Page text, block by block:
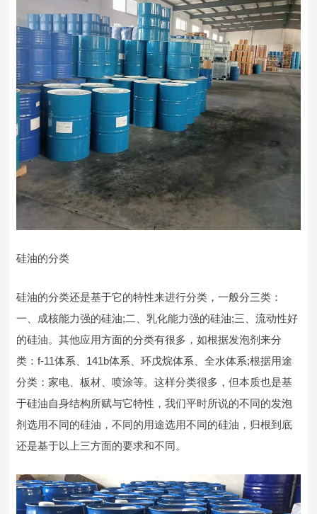
硅油的分类
硅油的分类还是基于它的特性来进行分类，一般分三类：
一、成核能力强的硅油;二、乳化能力强的硅油;三、流动性好
的硅油。其他应用方面的分类有很多，如根据发泡剂来分
类：f-11体系、141b体系、环戊烷体系、全水体系;根据用途
分类：家电、板材、喷涂等。这样分类很多，但本质也是基
于硅油自身结构所赋与它特性，我们平时所说的不同的发泡
剂选用不同的硅油，不同的用途选用不同的硅油，归根到底
还是基于以上三方面的要求和不同。